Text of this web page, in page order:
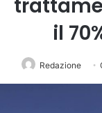
il
Redazione